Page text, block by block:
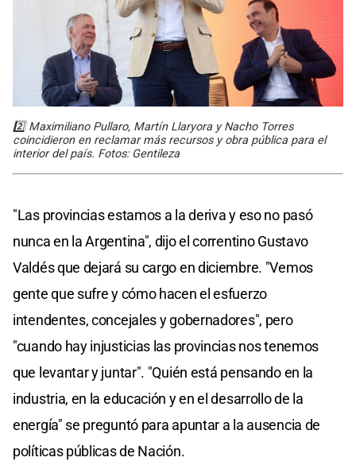
2️⃣ Maximiliano Pullaro, Martín Llaryora y Nacho Torres
coincidieron en reclamar más recursos y obra pública para el
interior del país. Fotos: Gentileza
"Las provincias estamos a la deriva y eso no pasó
nunca en la Argentina", dijo el correntino Gustavo
Valdés que dejará su cargo en diciembre. "Vemos
gente que sufre y cómo hacen el esfuerzo
intendentes, concejales y gobernadores", pero
"cuando hay injusticias las provincias nos tenemos
que levantar y juntar". "Quién está pensando en la
industria, en la educación y en el desarrollo de la
energía" se preguntó para apuntar a la ausencia de
políticas públicas de Nación.